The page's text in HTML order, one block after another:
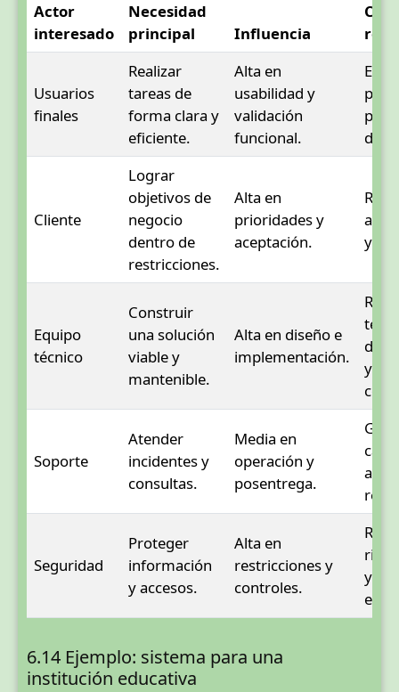
Actor
interesado
Necesidad
principal
Influencia
Usuarios
finales
Realizar
tareas de
forma clara y
eficiente.
Alta en
usabilidad y
validación
funcional.
Cliente
Lograr
objetivos de
negocio
dentro de
restricciones.
Alta en
prioridades y
aceptación.
y
Equipo
técnico
Construir
una solución
viable y
mantenible.
Alta en diseño e
implementación.
y
Soporte
Atender
incidentes y
consultas.
Media en
operación y
posentrega.
Seguridad
Proteger
información
y accesos.
Alta en
restricciones y
controles.
y
6.14 Ejemplo: sistema para una
institución educativa